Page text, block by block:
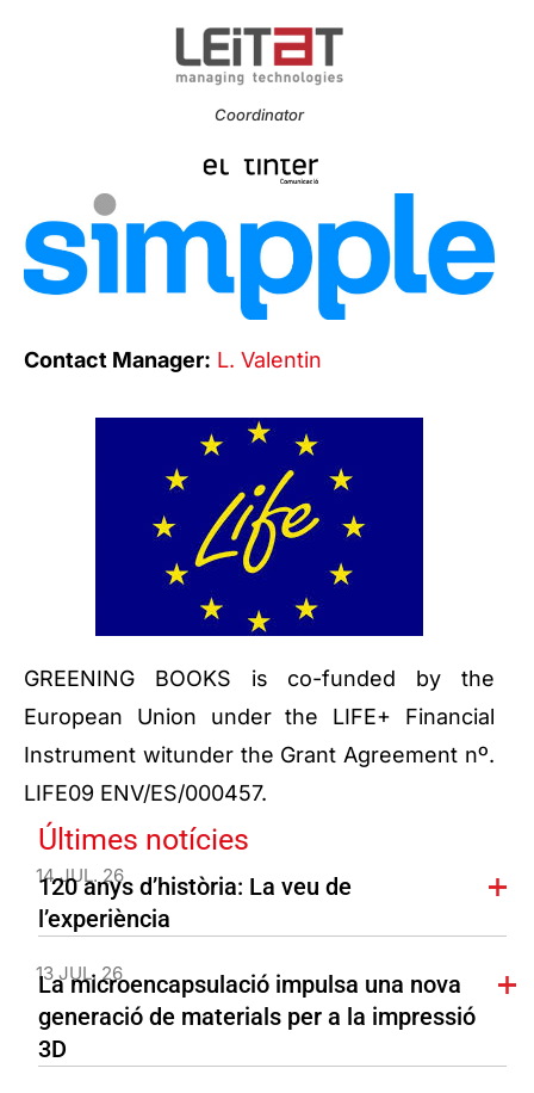
Coordinator
Contact Manager: L. Valentin
GREENING BOOKS is co-funded by the
European Union under the LIFE+ Financial
Instrument witunder the Grant Agreement nº.
LIFE09 ENV/ES/000457.
Últimes notícies
14 JUL. 26
120 anys d’història: La veu de
l’experiència
13 JUL. 26
La microencapsulació impulsa una nova
generació de materials per a la impressió
3D